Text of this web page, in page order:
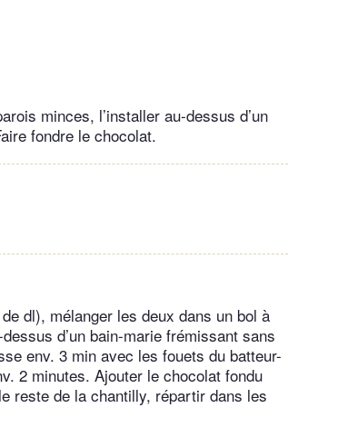
minces, l’installer au-dessus d’un
fondre le chocolat.
dl), mélanger les deux dans un bol à
d’un bain-marie frémissant sans
env. 3 min avec les fouets du batteur-
2 minutes. Ajouter le chocolat fondu
reste de la chantilly, répartir dans les